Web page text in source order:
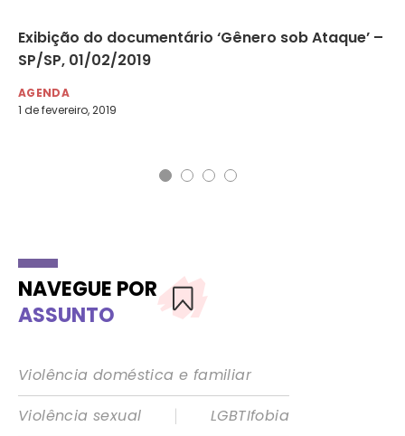
Exibição do documentário ‘Gênero sob Ataque’ –
SP/SP, 01/02/2019
AGENDA
1 de fevereiro, 2019
NAVEGUE POR
ASSUNTO
Violência doméstica e familiar
Violência sexual
|
LGBTIfobia